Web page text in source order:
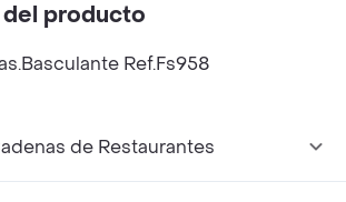
producto
Ref.Fs958
de Restaurantes